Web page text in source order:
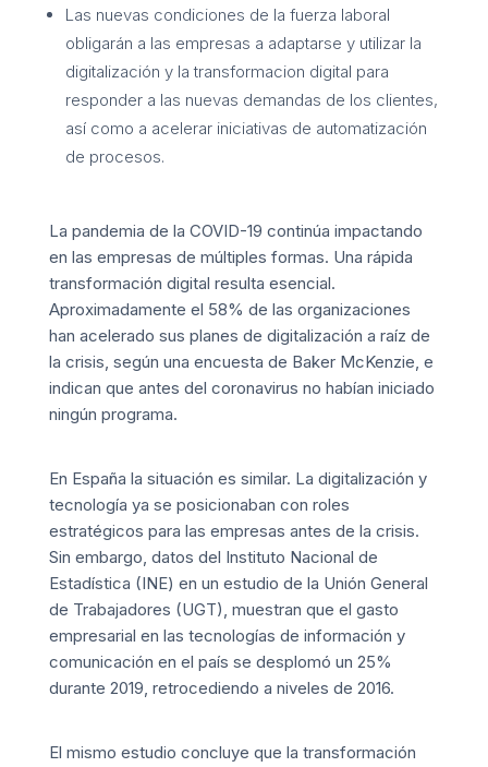
Las nuevas condiciones de la fuerza laboral
obligarán a las empresas a adaptarse y utilizar la
digitalización y la transformacion digital para
responder a las nuevas demandas de los clientes,
así como a acelerar iniciativas de automatización
de procesos.
La pandemia de la COVID-19 continúa impactando
en las empresas de múltiples formas. Una rápida
transformación digital resulta esencial.
Aproximadamente el 58% de las organizaciones
han acelerado sus planes de digitalización a raíz de
la crisis, según una encuesta de Baker McKenzie, e
indican que antes del coronavirus no habían iniciado
ningún programa.
En España la situación es similar. La digitalización y
tecnología ya se posicionaban con roles
estratégicos para las empresas antes de la crisis.
Sin embargo, datos del Instituto Nacional de
Estadística (INE) en un estudio de la Unión General
de Trabajadores (UGT), muestran que el gasto
empresarial en las tecnologías de información y
comunicación en el país se desplomó un 25%
durante 2019, retrocediendo a niveles de 2016.
El mismo estudio concluye que la transformación